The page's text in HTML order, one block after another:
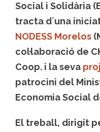
Social i Solidària
tracta d´una
NODESS Morelos
col·laboració de
Coop. i la seva
patrocini del
Economia Social
El treball, dirigit